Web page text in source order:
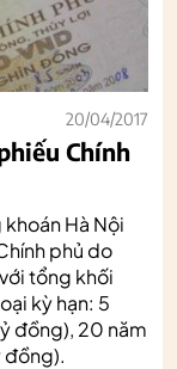
20/04/2017
Chính
Hà Nội
phủ do
tổng khối
kỳ hạn: 5
đồng), 20 năm